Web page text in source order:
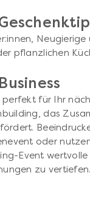
pflanzlichen
perfekt für Ihr
das
oder
Event
zu vertiefen.